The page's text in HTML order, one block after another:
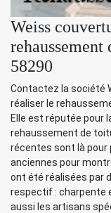
Weiss
58290
Contactez la société
réaliser le
Elle est réputée pour
rehaussement de
récentes sont là pour
anciennes pour
ont été réalisées par
respectif : charpente
aussi les artisans